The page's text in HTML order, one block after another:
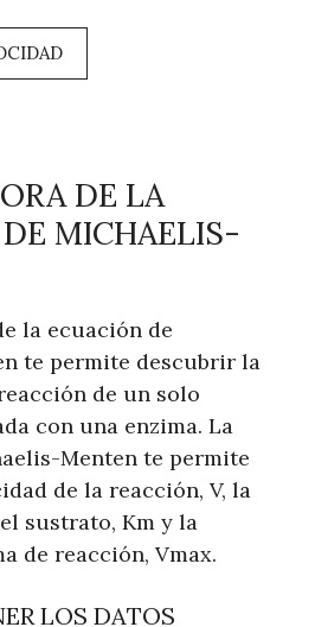
DE LA
MICHAELIS-
la ecuación de
te permite descubrir la
de un solo
con una enzima. La
Menten te permite
de la reacción, V, la
sustrato, Km y la
de reacción, Vmax.
LOS DATOS